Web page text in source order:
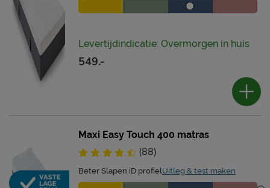
Levertijdindicatie: Overmorgen in huis
549.-
Maxi Easy Touch 400 matras
(88)
Beter Slapen iD profielUitleg & test maken